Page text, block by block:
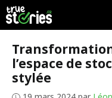
Aller
au
contenu
l’espace de
stylée